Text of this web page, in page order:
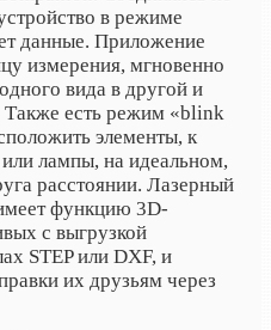
в режиме
данные. Приложение
измерения, мгновенно
вида в другой и
Также есть режим «blink
элементы, к
лампы, на идеальном,
расстоянии. Лазерный
функцию 3D-
с выгрузкой
STEP или DXF, и
их друзьям через